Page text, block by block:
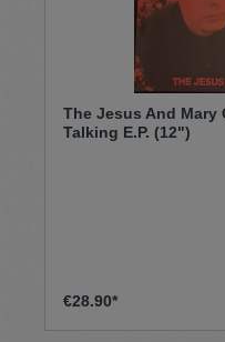
The Jesus And Mary
Talking E.P. (12")
€28.90*